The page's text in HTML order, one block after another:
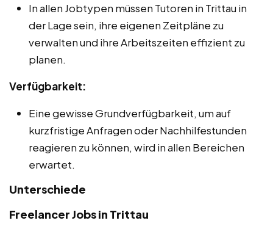
In allen Jobtypen müssen Tutoren in Trittau in
der Lage sein, ihre eigenen Zeitpläne zu
verwalten und ihre Arbeitszeiten effizient zu
planen.
Verfügbarkeit:
Eine gewisse Grundverfügbarkeit, um auf
kurzfristige Anfragen oder Nachhilfestunden
reagieren zu können, wird in allen Bereichen
erwartet.
Unterschiede
Freelancer Jobs in Trittau